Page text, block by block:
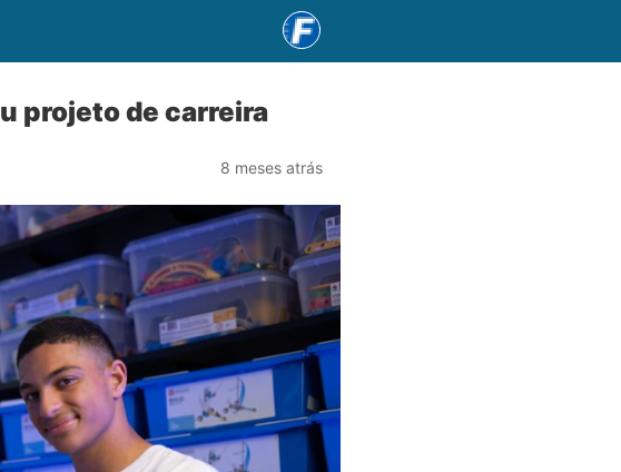
projeto de carreira
8 meses atrás